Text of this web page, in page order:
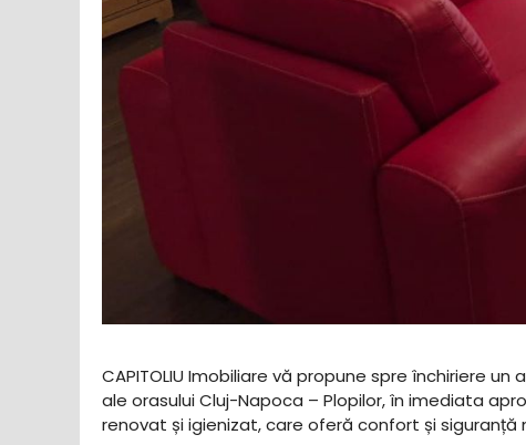
CAPITOLIU Imobiliare vă propune spre închiriere
ale orasului Cluj-Napoca – Plopilor, în imediata
renovat și igienizat, care oferă confort și siguranță